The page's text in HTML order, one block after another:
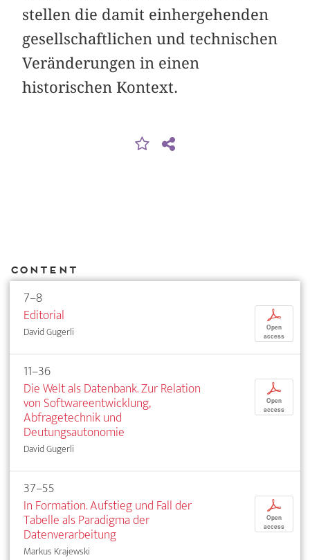
stellen die damit einhergehenden
gesellschaftlichen und technischen
Veränderungen in einen
historischen Kontext.
Content
7–8
Editorial
David Gugerli
p
Open
access
11–36
Die Welt als Datenbank. Zur Relation
von Softwareentwicklung,
Abfragetechnik und
Deutungsautonomie
David Gugerli
p
Open
access
37–55
In Formation. Aufstieg und Fall der
Tabelle als Paradigma der
Datenverarbeitung
Markus Krajewski
p
Open
access